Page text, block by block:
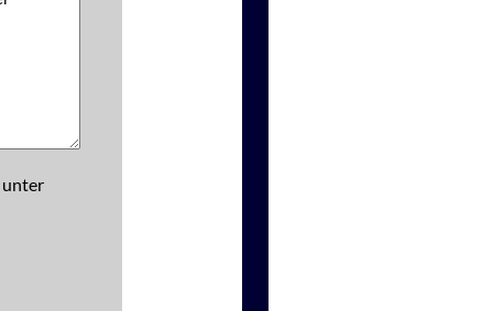
unter